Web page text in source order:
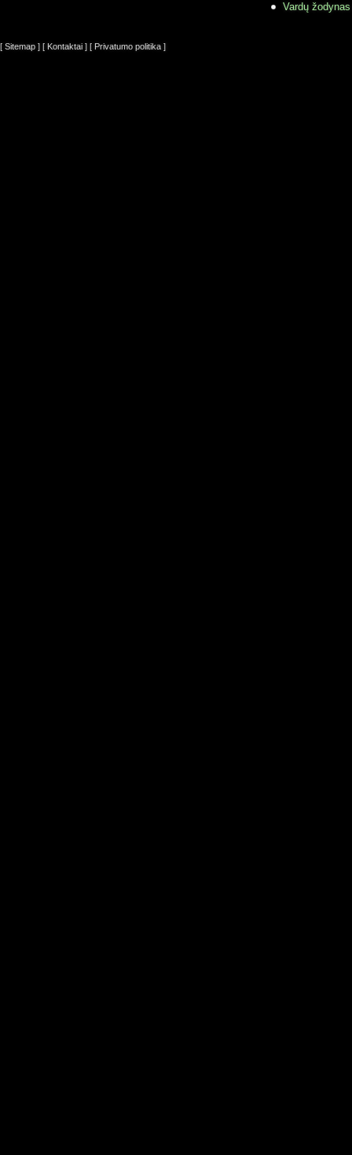
Vardų
[ Sitemap ] [ Kontaktai ] [ Privatumo politika ]